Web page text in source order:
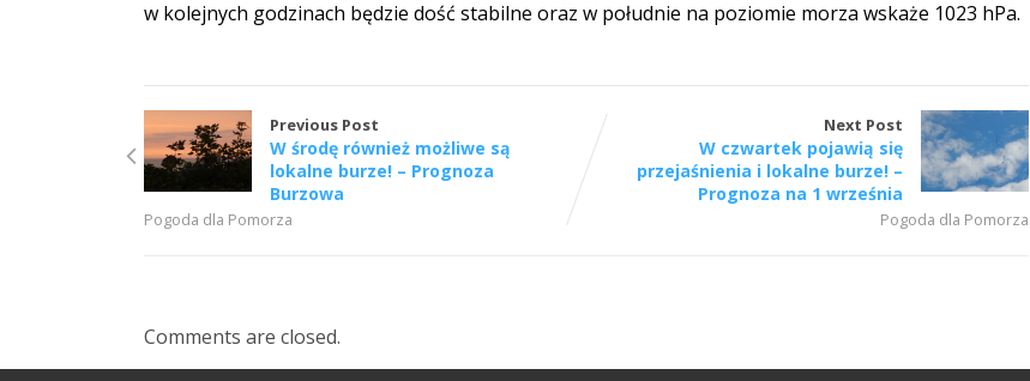
w kolejnych godzinach będzie dość stabilne oraz w południe na poziomie morza wskaże 1023 hPa.
Previous Post
W środę również możliwe są
lokalne burze! – Prognoza
Burzowa
Pogoda dla Pomorza
Next Post
W czwartek pojawią się
przejaśnienia i lokalne burze! –
Prognoza na 1 września
Pogoda dla Pomorza
Comments are closed.